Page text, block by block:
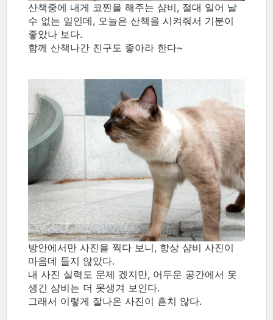
산책중에 내게 코찐을 해주는 샴비, 절대 일어 날
수 없는 일인데, 오늘은 산책을 시켜줘서 기분이
좋았나 보다.
함께 산책나간 친구도 좋아라 한다~
방안에서만 사진을 찍다 보니, 항상 샴비 사진이
마음데 들지 않았다.
내 사진 실력도 문제 겠지만, 어두운 공간에서 못
생긴 샴비는 더 못생겨 보인다.
그래서 이렇게 잘나온 사진이 흔치 않다.